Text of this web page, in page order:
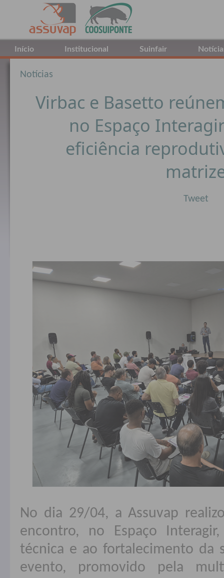
Início Institucional Suinfair
Notícias
Virbac e Basetto
no Espaço
eficiência
Tweet
No dia 29/04, a Assuvap
encontro, no Espaço
técnica e ao fortalecimento da
evento, promovido pela